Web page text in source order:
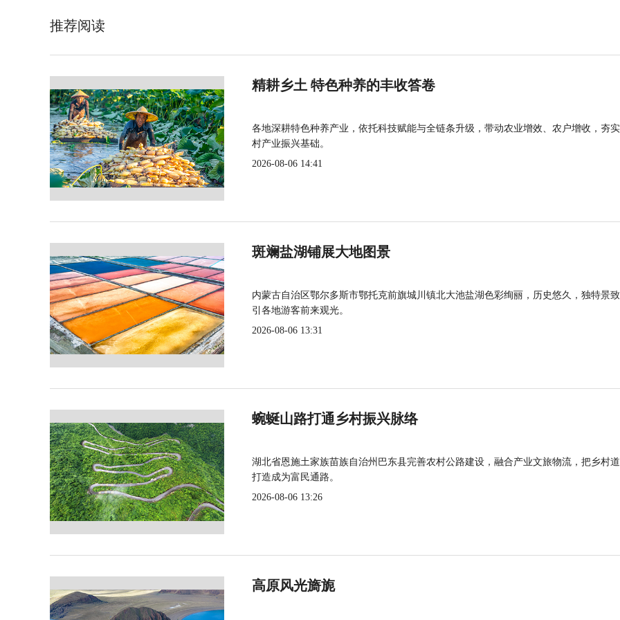
推荐阅读
精耕乡土 特色种养的丰收答卷
各地深耕特色种养产业，依托科技赋能与全链条升级，带动农业增效、农户增收，夯
村产业振兴基础。
2026-08-06 14:41
斑斓盐湖铺展大地图景
内蒙古自治区鄂尔多斯市鄂托克前旗城川镇北大池盐湖色彩绚丽，历史悠久，独特景
引各地游客前来观光。
2026-08-06 13:31
蜿蜒山路打通乡村振兴脉络
湖北省恩施土家族苗族自治州巴东县完善农村公路建设，融合产业文旅物流，把乡村
打造成为富民通路。
2026-08-06 13:26
高原风光旖旎